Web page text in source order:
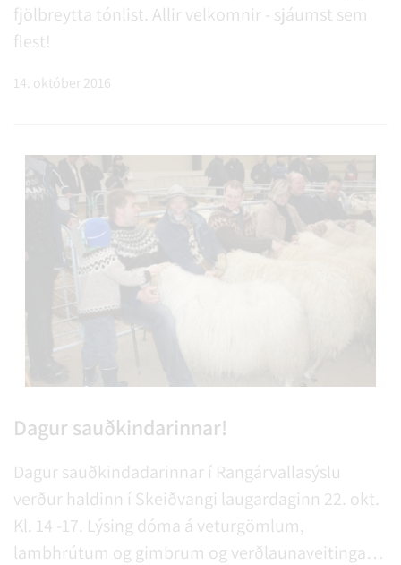
fjölbreytta tónlist. Allir velkomnir - sjáumst sem
flest!
14. október 2016
Dagur sauðkindarinnar!
Dagur sauðkindadarinnar í Rangárvallasýslu
verður haldinn í Skeiðvangi laugardaginn 22. okt.
Kl. 14 -17. Lýsing dóma á veturgömlum,
lambhrútum og gimbrum og verðlaunaveitingar.